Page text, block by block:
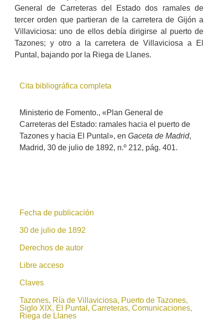
General de Carreteras del Estado dos ramales de
tercer orden que partieran de la carretera de Gijón a
Villaviciosa: uno de ellos debía dirigirse al puerto de
Tazones; y otro a la carretera de Villaviciosa a El
Puntal, bajando por la Riega de Llanes.
Cita bibliográfica completa
Ministerio de Fomento., «Plan General de
Carreteras del Estado: ramales hacia el puerto de
Tazones y hacia El Puntal», en Gaceta de Madrid,
Madrid, 30 de julio de 1892, n.º 212, pág. 401.
Fecha de publicación
30 de julio de 1892
Derechos de autor
Libre acceso
Claves
Tazones, Ría de Villaviciosa, Puerto de Tazones,
Siglo XIX, El Puntal, Carreteras, Comunicaciones,
Riega de Llanes